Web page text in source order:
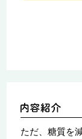
ただ、糖質を